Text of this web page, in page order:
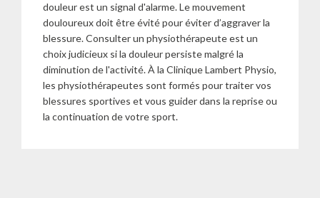
douleur est un signal d'alarme. Le mouvement
douloureux doit être évité pour éviter d’aggraver la
blessure. Consulter un physiothérapeute est un
choix judicieux si la douleur persiste malgré la
diminution de l'activité. À la Clinique Lambert Physio,
les physiothérapeutes sont formés pour traiter vos
blessures sportives et vous guider dans la reprise ou
la continuation de votre sport.